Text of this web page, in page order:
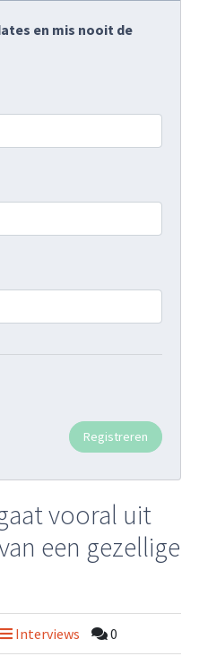
en mis nooit de
vooral uit
een gezellige
Interviews 0